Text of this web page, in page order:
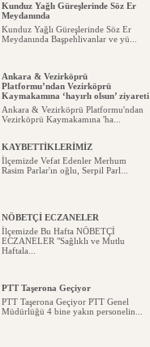
Kunduz Yağlı Güreşlerinde Söz Er
Meydanında
Kunduz Yağlı Güreşlerinde Söz Er
Meydanında Başpehlivanlar ve yü...
Ankara & Vezirköprü
Platformu’ndan Vezirköprü
Kaymakamına ‘hayırlı olsun’ ziyareti
Ankara & Vezirköprü Platformu'ndan
Vezirköprü Kaymakamına 'ha...
KAYBETTİKLERİMİZ
İlçemizde Vefat Edenler Merhum
Rasim Parlar'ın oğlu, Serpil Parl...
NÖBETÇİ ECZANELER
İlçemizde Bu Hafta NÖBETÇİ
ECZANELER "Sağlıklı ve Mutlu
Haftala...
PTT Taşerona Geçiyor
PTT Taşerona Geçiyor PTT Genel
Müdürlüğü 4 bine yakın personelin...